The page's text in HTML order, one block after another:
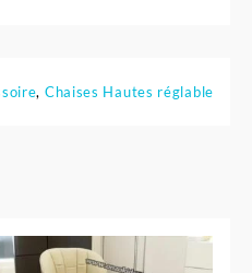
, Chaises Hautes réglable